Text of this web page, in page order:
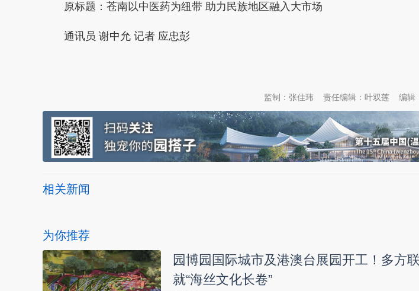
原标题：苍南以中医药为纽带 助力民族地区融入大市场
通讯员 谢中允 记者 应忠彭
编辑
责任编辑：叶双莲
监制：张佳玮
相关新闻
为你推荐
园博园国际城市及港澳台展园开工！多方
就“海丝文化长卷”